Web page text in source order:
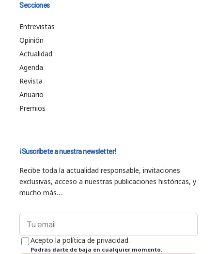
Secciones
Entrevistas
Opinión
Actualidad
Agenda
Revista
Anuario
Premios
¡Suscríbete a nuestra newsletter!
Recibe toda la actualidad responsable, invitaciones
exclusivas, acceso a nuestras publicaciones históricas, y
mucho más…
Acepto la política de privacidad.
Podrás darte de baja en cualquier momento.